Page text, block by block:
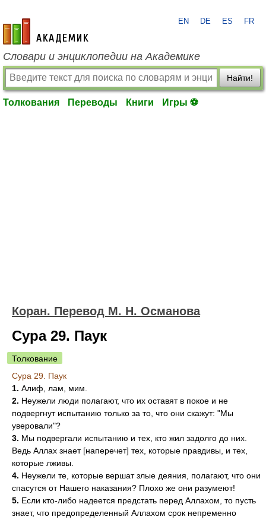
academic.ru
EN DE ES FR
Словари и энциклопедии на Академике
Найти!
Толкования Переводы Книги Игры ⚽
Коран. Перевод М. Н. Османова
Сура 29. Паук
Толкование
Сура 29. Паук
1. Алиф, лам, мим.
2. Неужели люди полагают, что их оставят в покое и не
подвергнут испытанию только за то, что они скажут: "Мы
уверовали"?
3. Мы подвергали испытанию и тех, кто жил задолго до них.
Ведь Аллах знает [наперечет] тех, которые правдивы, и тех,
которые лживы.
4. Неужели те, которые вершат злые деяния, полагают, что они
спасутся от Нашего наказания? Плохо же они разумеют!
5. Если кто-либо надеется предстать перед Аллахом, то пусть
знает, что предопределенный Аллахом срок непременно